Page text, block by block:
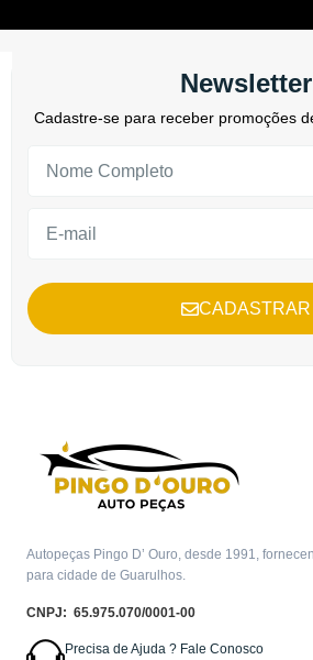
Newsletter
Cadastre-se para receber promoções
CADASTRAR
Autopeças Pingo D’ Ouro, desde 1991,
para cidade de Guarulhos.
CNPJ: 65.975.070/0001-00
Precisa de Ajuda ? Fale Conosco